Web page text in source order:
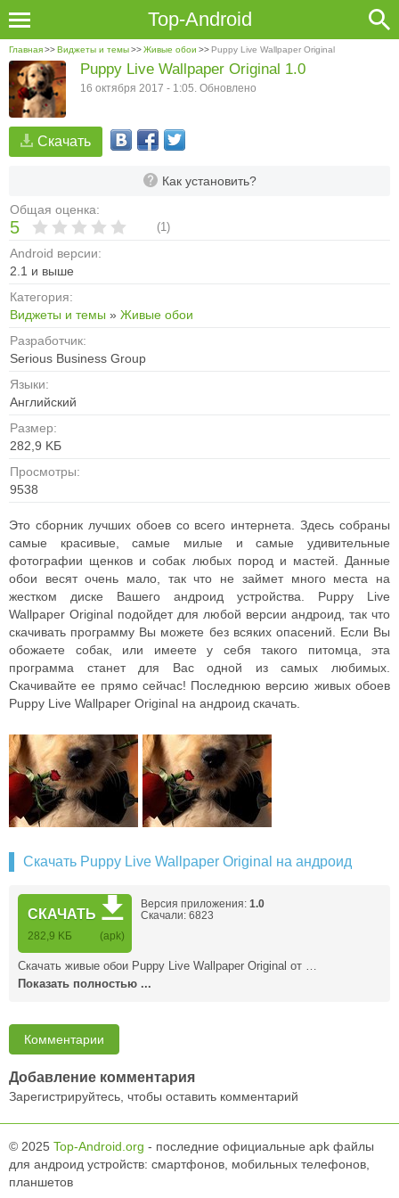
Top-Android
Главная>>Виджеты и темы>>Живые обои >> Puppy Live Wallpaper Original
Скачать
Как установить?
Общая оценка:
5 (1)
Android версии:
2.1 и выше
Категория:
Виджеты и темы » Живые обои
Разработчик:
Serious Business Group
Языки:
Английский
Размер:
282,9 KБ
Просмотры:
9538
Puppy Live Wallpaper Original 1.0
16 октября 2017 - 1:05. Обновлено
Это сборник лучших обоев со всего интернета. Здесь собраны
самые красивые, самые милые и самые удивительные
фотографии щенков и собак любых пород и мастей. Данные
обои весят очень мало, так что не займет много места на
жестком диске Вашего андроид устройства. Puppy Live
Wallpaper Original подойдет для любой версии андроид, так что
скачивать программу Вы можете без всяких опасений. Если Вы
обожаете собак, или имеете у себя такого питомца, эта
программа станет для Вас одной из самых любимых.
Скачивайте ее прямо сейчас! Последнюю версию живых обоев
Puppy Live Wallpaper Original на андроид скачать.
Скачать Puppy Live Wallpaper Original на андроид
СКАЧАТЬ
282,9 KБ (apk)
Версия приложения: 1.0
Скачали: 6823
Скачать живые обои Puppy Live Wallpaper Original от …
Показать полностью ...
Комментарии
Добавление комментария
Зарегистрируйтесь, чтобы оставить комментарий
© 2025 Top-Android.org - последние официальные apk файлы
для андроид устройств: смартфонов, мобильных телефонов,
планшетов